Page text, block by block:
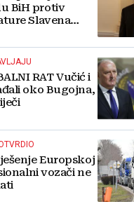
BiH protiv
Slavena
RAT Vučić i
oko Bugojna,
Europskoj
vozači ne